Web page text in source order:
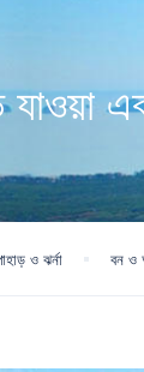
যাওয়া
ও ঝর্না বন ও